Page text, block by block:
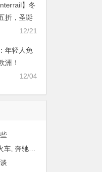
】冬
折，圣诞
12/21
年轻人免
洲！
12/04
美国最佳赏枫方式: 乘坐带天窗的火车, 奔驰在全球最美火车线上!